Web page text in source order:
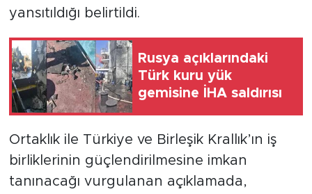
yansıtıldığı belirtildi.
Rusya açıklarındaki
Türk kuru yük
gemisine İHA saldırısı
Ortaklık ile Türkiye ve Birleşik Krallık’ın iş
birliklerinin güçlendirilmesine imkan
tanınacağı vurgulanan açıklamada,